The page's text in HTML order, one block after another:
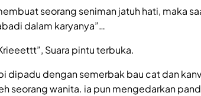
seorang seniman jatuh hati, maka
dalam karyanya”…
Suara pintu terbuka.
dipadu dengan semerbak bau cat dan
seorang wanita. ia pun mengedarkan